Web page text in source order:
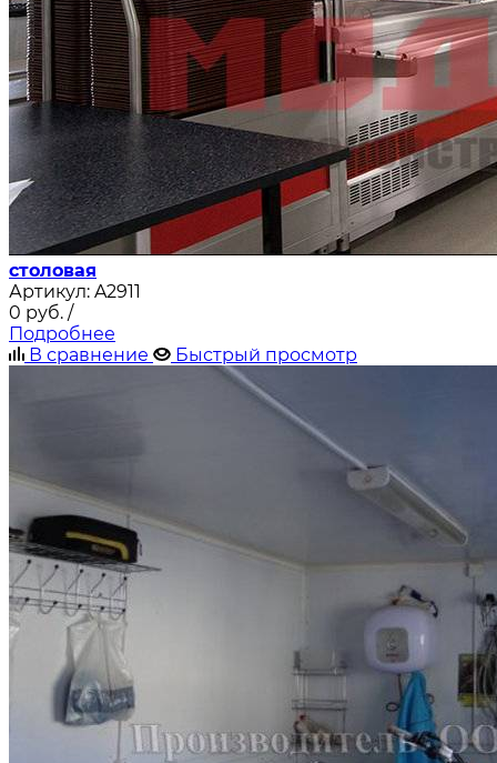
столовая
Артикул: A2911
0 руб. /
Подробнее
В сравнение
Быстрый просмотр